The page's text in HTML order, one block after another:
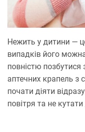
Нежить у дитини —
випадків його
повністю
аптечних крапель з
почати діяти
повітря та не